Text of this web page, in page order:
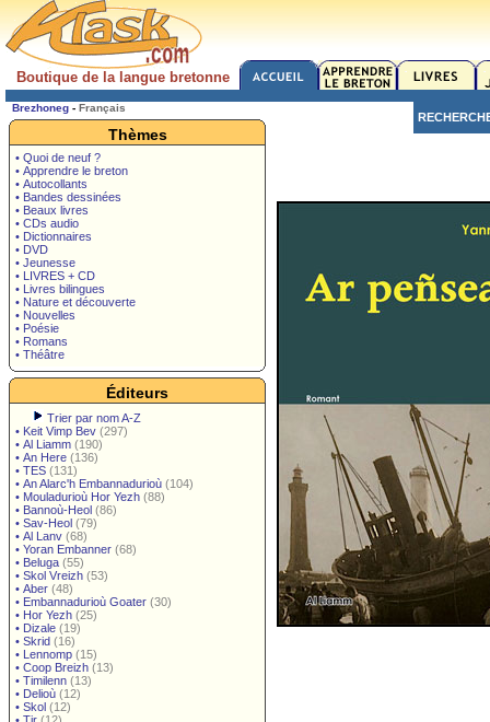
Boutique de la langue bretonne
Brezhoneg - Français
Thèmes
• Quoi de neuf ?
• Apprendre le breton
• Autocollants
• Bandes dessinées
• Beaux livres
• CDs audio
• Dictionnaires
• DVD
• Jeunesse
• LIVRES + CD
• Livres bilingues
• Nature et découverte
• Nouvelles
• Poésie
• Romans
• Théâtre
Éditeurs
Trier par nom A-Z
• Keit Vimp Bev (297)
• Al Liamm (190)
• An Here (136)
• TES (131)
• An Alarc'h Embannadurioù (104)
• Mouladurioù Hor Yezh (88)
• Bannoù-Heol (86)
• Sav-Heol (79)
• Al Lanv (68)
• Yoran Embanner (68)
• Beluga (55)
• Skol Vreizh (53)
• Aber (48)
• Embannadurioù Goater (30)
• Hor Yezh (25)
• Dizale (19)
• Skrid (16)
• Lennomp (15)
• Coop Breizh (13)
• Timilenn (13)
• Delioù (12)
• Skol (12)